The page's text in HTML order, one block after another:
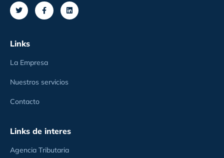
Links
La Empresa
Nuestros servicios
Contacto
Links de interes
Agencia Tributaria